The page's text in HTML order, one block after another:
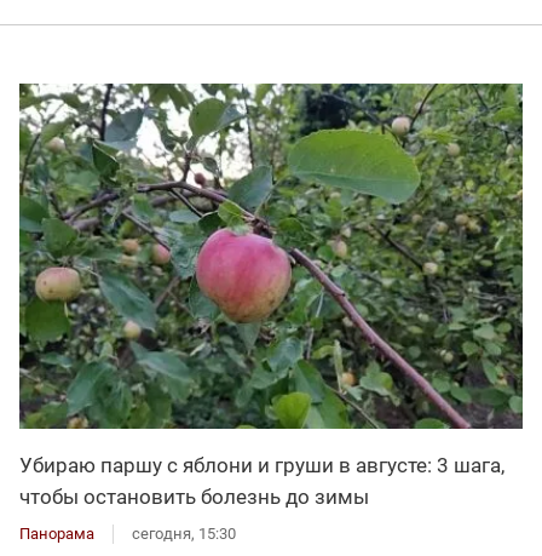
Убираю паршу с яблони и груши в августе: 3 шага,
чтобы остановить болезнь до зимы
Панорама сегодня, 15:30